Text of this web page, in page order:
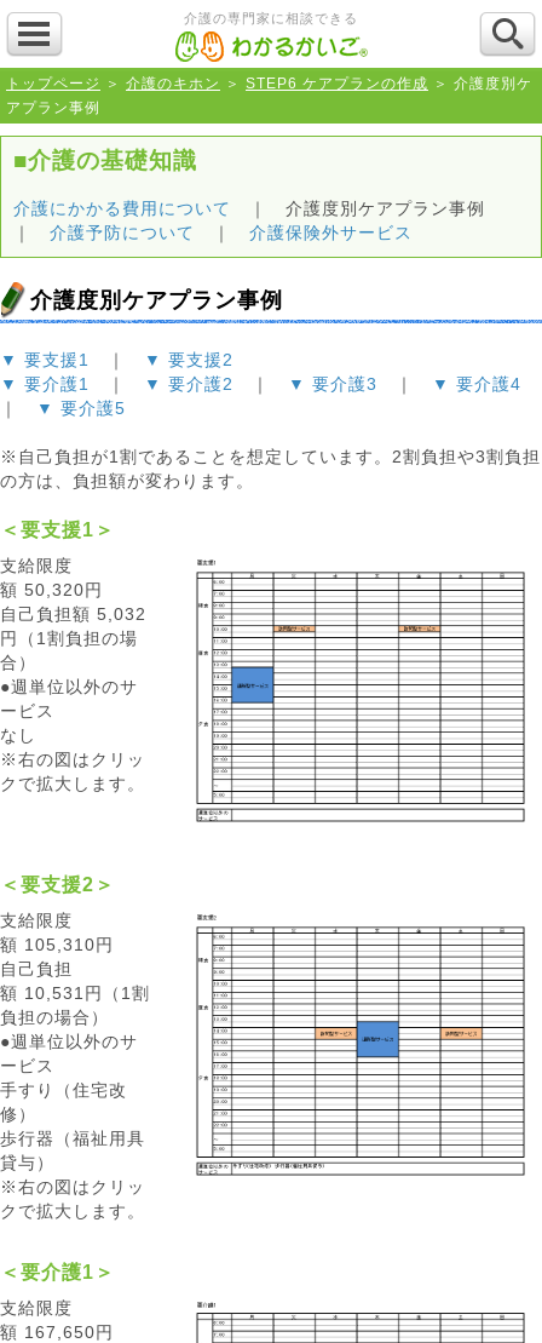
介護の専門家に相談できる
トップページ ＞ 介護のキホン ＞ STEP6 ケアプランの作成 ＞ 介護度別ケ
アプラン事例
■介護の基礎知識
介護にかかる費用について
｜ 介護度別ケアプラン事例
｜ 介護予防について ｜ 介護保険外サービス
介護度別ケアプラン事例
▼ 要支援1 ｜
▼ 要支援2
▼ 要介護1
｜ ▼ 要介護2 ｜ ▼ 要介護3 ｜
▼ 要介護4
｜
▼ 要介護5
※自己負担が1割であることを想定しています。2割負担や3割負担
の方は、負担額が変わります。
＜要支援1＞
支給限度
額 50,320円
自己負担額 5,032
円（1割負担の場
合）
●週単位以外のサ
ービス
なし
※右の図はクリッ
クで拡大します。
＜要支援2＞
支給限度
額 105,310円
自己負担
額 10,531円（1割
負担の場合）
●週単位以外のサ
ービス
手すり（住宅改
修）
歩行器（福祉用具
貸与）
※右の図はクリッ
クで拡大します。
＜要介護1＞
支給限度
額 167,650円